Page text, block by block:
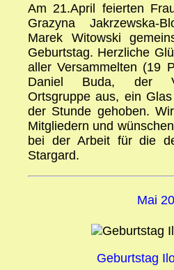
Am 21.April feierten
Grazyna Jakrzewska-
Marek Witowski
Geburtstag. Herzliche
aller Versammelten (19
Daniel Buda, der
Ortsgruppe aus, ein
der Stunde gehoben.
Mitgliedern und
bei der Arbeit für die
Stargard.
Mai
Geburtstag